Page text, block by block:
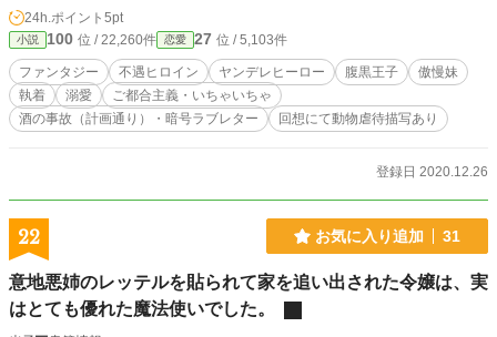
24h.ポイント 5pt
小説 100 位 / 22,260件 恋愛 27 位 / 5,103件
ファンタジー 不遇ヒロイン ヤンデレヒーロー 腹黒王子
傲慢妹
執着
溺愛
ご都合主義・いちゃいちゃ
酒の事故（計画通り）・暗号ラブレター
回想にて動物虐待描写あり
登録日 2020.12.26
22 お気に入り追加 31
意地悪姉のレッテルを貼られて家を追い出された令嬢は、実
はとても優れた魔法使いでした。